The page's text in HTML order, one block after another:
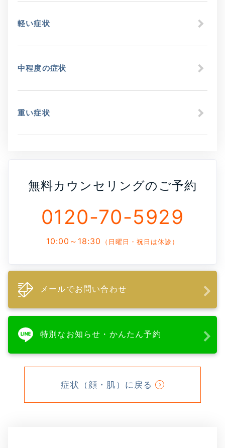
軽い症状
中程度の症状
重い症状
無料カウンセリングのご予約
0120-70-5929
10:00～18:30 （日曜日・祝日は休診）
メールでお問い合わせ
特別なお知らせ・かんたん予約
症状（顔・肌）に戻る